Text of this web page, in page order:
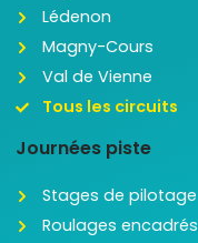
Lédenon
Magny-Cours
Val de Vienne
Tous les circuits
Journées piste
Stages de pilotage
Roulages encadrés